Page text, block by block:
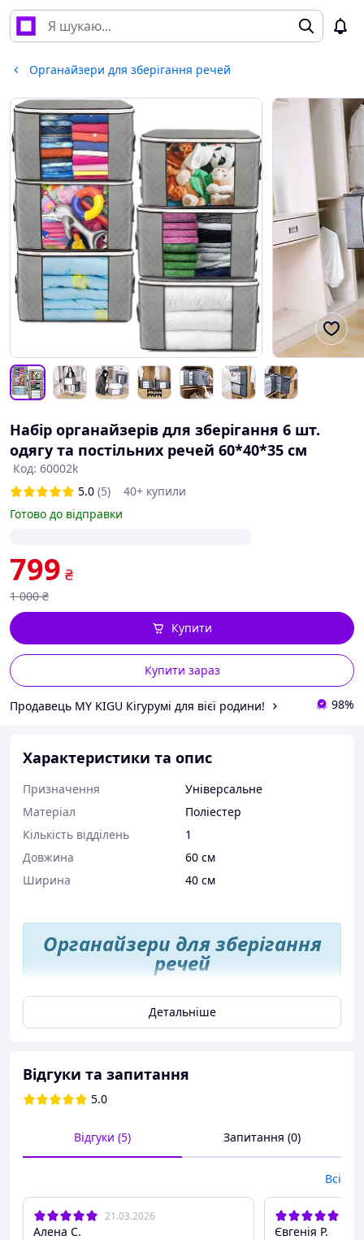
Органайзери для зберігання речей
Набір органайзерів для зберігання 6 шт.
одягу та постільних речей 60*40*35 см
Код: 60002k
5.0 (5)
40+ купили
Готово до відправки
799 ₴
1 000 ₴
Купити зараз
Купити
Продавець MY KIGU Кігурумі для вієї родини! 98%
Характеристики та опис
Призначення
Універсальне
Матеріал
Поліестер
Кількість відділень
1
Довжина
60 см
Ширина
40 см
Органайзери для зберігання
речей
Органайзери для зберігання речей
якістю матеріалу, не займає багато
місця і дозволяє зберігати все
Детальніше
Відгуки та запитання
5.0
Відгуки (5) Запитання (0)
Всі
21.03.2026
Алена С. Євгенія Р.